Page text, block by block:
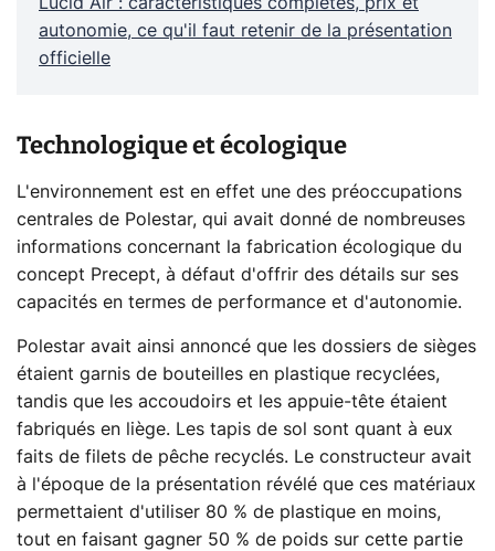
Lucid Air : caractéristiques complètes, prix et
autonomie, ce qu'il faut retenir de la présentation
officielle
Technologique et écologique
L'environnement est en effet une des préoccupations
centrales de Polestar, qui avait donné de nombreuses
informations concernant la fabrication écologique du
concept Precept, à défaut d'offrir des détails sur ses
capacités en termes de performance et d'autonomie.
Polestar avait ainsi annoncé que les dossiers de sièges
étaient garnis de bouteilles en plastique recyclées,
tandis que les accoudoirs et les appuie-tête étaient
fabriqués en liège. Les tapis de sol sont quant à eux
faits de filets de pêche recyclés. Le constructeur avait
à l'époque de la présentation révélé que ces matériaux
permettaient d'utiliser 80 % de plastique en moins,
tout en faisant gagner 50 % de poids sur cette partie